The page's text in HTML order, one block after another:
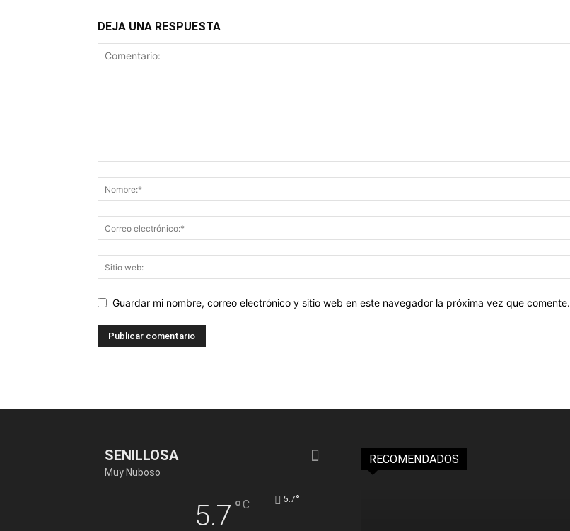
DEJA UNA RESPUESTA
Guardar mi nombre, correo electrónico y sitio web en este navegador la próxima vez que comente.
SENILLOSA
Muy Nuboso
5.7 °C 5.7°
RECOMENDADOS